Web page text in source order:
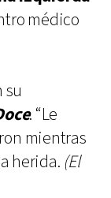
médico
su
. “Le
mientras
herida. (El